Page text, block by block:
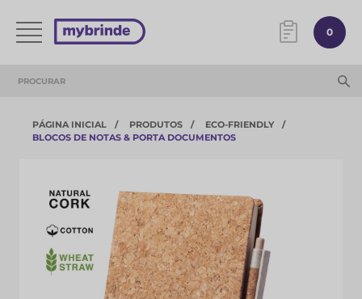
0
PÁGINA INICIAL PRODUTOS
ECO-FRIENDLY
BLOCOS DE NOTAS & PORTA DOCUMENTOS